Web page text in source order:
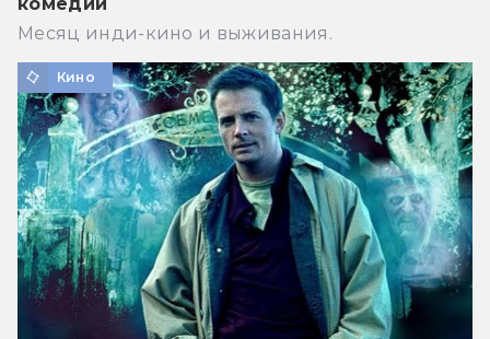
Месяц инди-кино и выживания.
Кино